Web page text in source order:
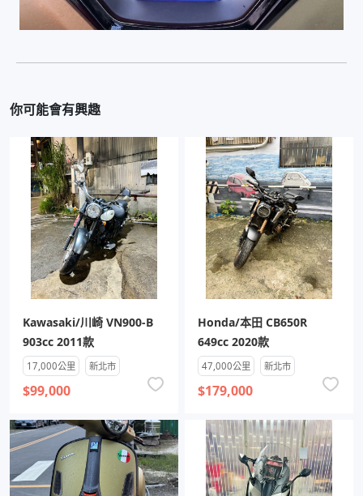
你可能會有興趣
Kawasaki/川崎 VN900-B
903cc 2011款
17,000公里 新北市
$99,000
Honda/本田 CB650R
649cc 2020款
47,000公里 新北市
$179,000